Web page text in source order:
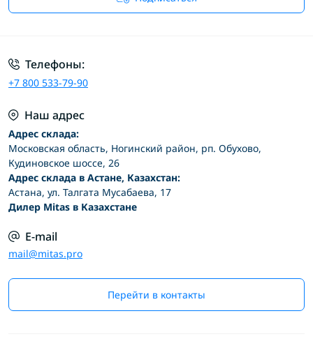
Телефоны:
+7 800 533-79-90
Наш адрес
Адрес склада:
Московская область, Ногинский район, рп. Обухово,
Кудиновское шоссе, 26
Адрес склада в Астане, Казахстан:
Астана, ул. Талгата Мусабаева, 17
Дилер Mitas в Казахстане
E-mail
mail@mitas.pro
Перейти в контакты